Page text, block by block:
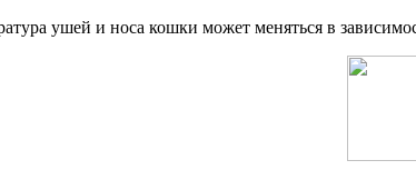
ушей и носа кошки может меняться в